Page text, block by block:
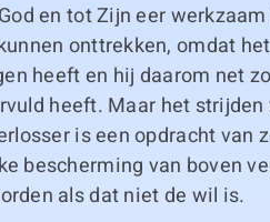
en tot Zijn eer
onttrekken, omdat
heeft en hij daarom net
heeft. Maar het
is een opdracht van
bescherming van boven
als dat niet de wil is.